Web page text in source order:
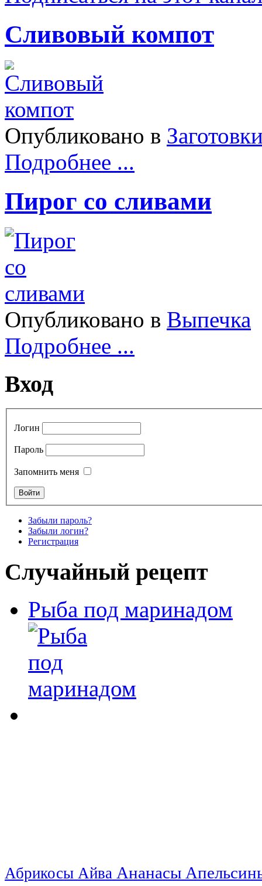
Сливовый компот
Опубликовано в
Подробнее ...
Пирог со сливами
Опубликовано в Выпечка
Подробнее ...
Вход
Логин
Пароль
Запомнить меня
Забыли пароль?
Забыли логин?
Регистрация
Случайный рецепт
Рыба под маринадом
Абрикосы Айва Ананасы